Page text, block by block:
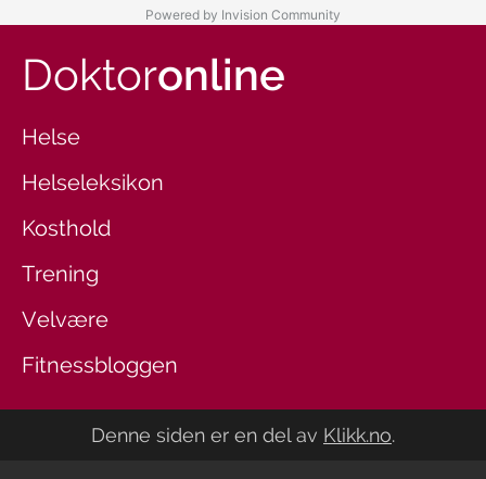
Powered by Invision Community
Doktoronline
Helse
Helseleksikon
Kosthold
Trening
Velvære
Fitnessbloggen
Denne siden er en del av Klikk.no.